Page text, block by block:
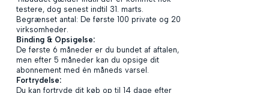
testere, dog senest indtil 31. marts.
Begrænset antal: De første 100 private og 20
virksomheder.
Binding & Opsigelse:
De første 6 måneder er du bundet af aftalen,
men efter 5 måneder kan du opsige dit
abonnement med én måneds varsel.
Fortrydelse:
Du kan fortryde dit køb op til 14 dage efter